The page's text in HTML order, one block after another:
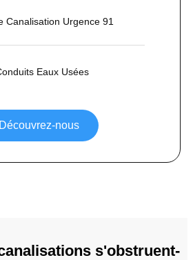
Canalisation Urgence 91
Eaux Usées
Découvrez-nous
s'obstruent-